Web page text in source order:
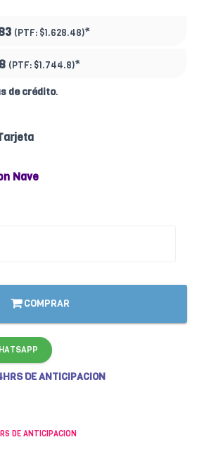
(PTF: $1.628.48)*
(PTF: $1.744.8)*
de crédito.
Nave
COMPRAR
DE ANTICIPACION
DE ANTICIPACION